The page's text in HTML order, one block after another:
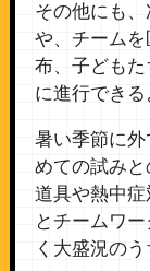
その他にも
や、チーム
布、子ども
に進行できる
暑い季節に
めての試み
道具や熱中
とチームワ
く大盛況の